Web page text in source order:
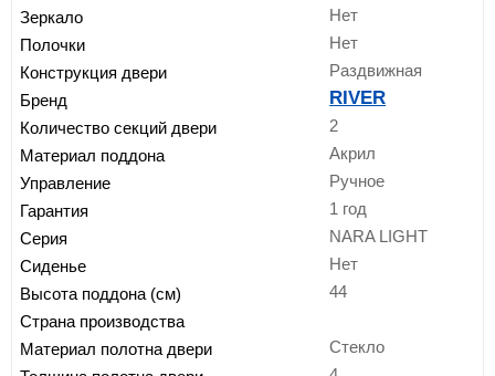
Зеркало Нет
Полочки Нет
Конструкция двери Раздвижная
Бренд RIVER
Количество секций двери 2
Материал поддона Акрил
Управление Ручное
Гарантия 1 год
Серия NARA LIGHT
Сиденье Нет
Высота поддона (см) 44
Страна производства
Материал полотна двери
Стекло